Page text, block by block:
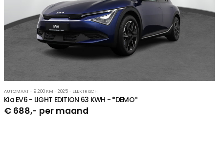
AUTOMAAT - 9.200 KM - 2025 - ELEKTRISCH
Kia EV6 - LIGHT EDITION 63 KWH - *DEMO*
€ 688,- per maand